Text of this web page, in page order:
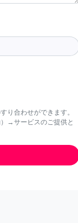
り合わせができます。
→サービスのご提供と